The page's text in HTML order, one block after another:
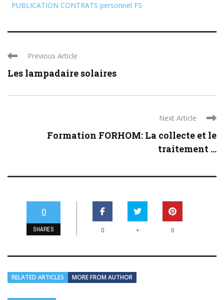
PUBLICATION CONTRATS personnel FS
Previous Article
Les lampadaire solaires
Next Article
Formation FORHOM: La collecte et le
traitement ...
0
SHARES 0 + 0
RELATED ARTICLES MORE FROM AUTHOR